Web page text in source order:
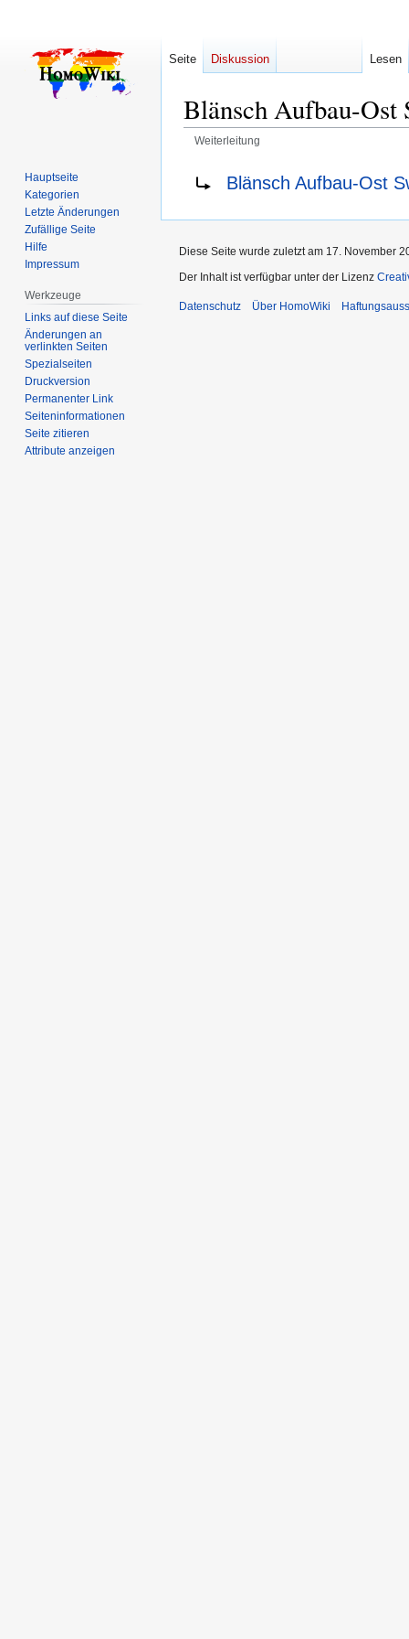
Blänsch Aufbau-Ost
Weiterleitung
Navigation
Suche
Weiterleitung nach:
Blänsch Aufbau-Ost
Seite Diskussion Lesen
Hauptseite
Kategorien
Letzte Änderungen
Zufällige Seite
Hilfe
Impressum
Werkzeuge
Links auf diese Seite
Änderungen an
verlinkten Seiten
Spezialseiten
Druckversion
Permanenter Link
Seiten­­informationen
Seite zitieren
Attribute anzeigen
Diese Seite wurde zuletzt am 17. November
Der Inhalt ist verfügbar unter der Lizenz
Datenschutz Über HomoWiki